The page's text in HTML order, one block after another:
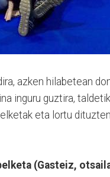
azken hilabetean
inguru guztira,
eta lortu
(Gasteiz,